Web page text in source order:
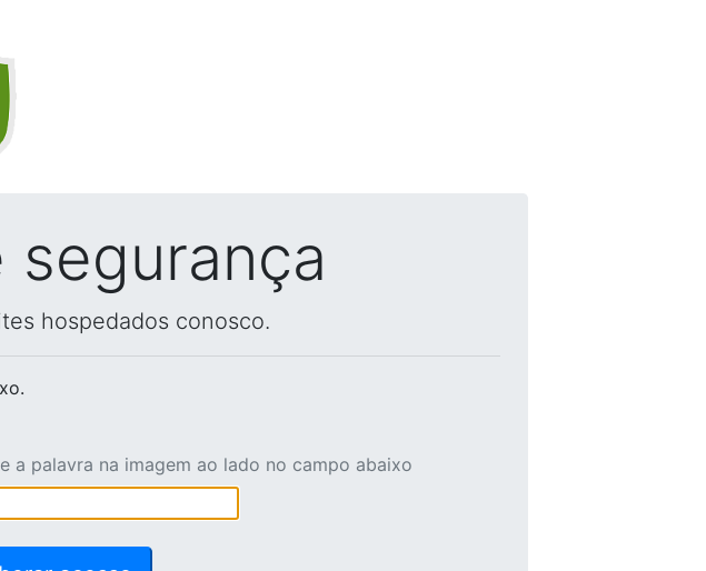
hospedados conosco.
a palavra na imagem ao lado no campo abaixo